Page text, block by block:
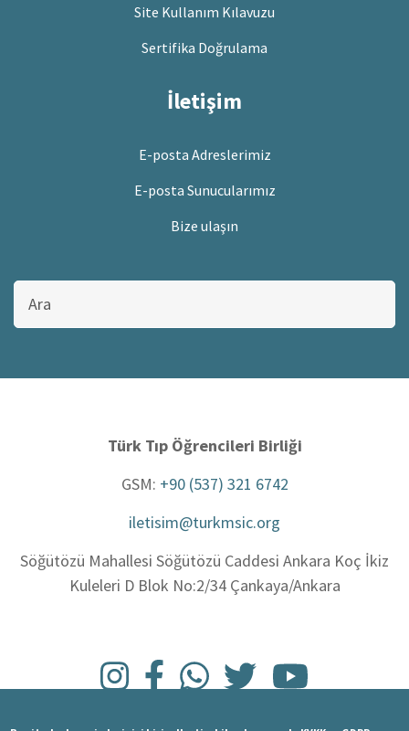
Site Kullanım Kılavuzu
Sertifika Doğrulama
İletişim
E-posta Adreslerimiz
E-posta Sunucularımız
Bize ulaşın
Bu
sitede
ara
Türk Tıp Öğrencileri Birliği
GSM: +90 (537) 321 6742
iletisim@turkmsic.org
Söğütözü Mahallesi Söğütözü Caddesi Ankara Koç İkiz
Kuleleri D Blok No:2/34 Çankaya/Ankara